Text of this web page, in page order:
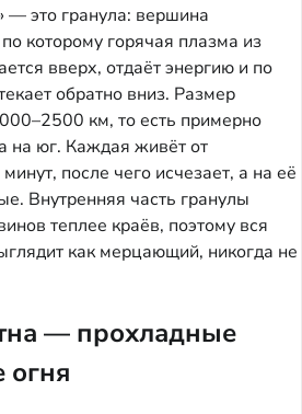
— это гранула: вершина
которому горячая плазма из
вверх, отдаёт энергию и по
обратно вниз. Размер
км, то есть примерно
на юг. Каждая живёт от
после чего исчезает, а на её
Внутренняя часть гранулы
теплее краёв, поэтому вся
как мерцающий, никогда не
— прохладные
огня